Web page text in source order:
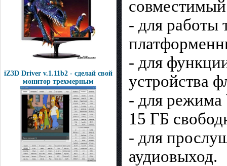
iZ3D Driver v.1.11b2 - сделай свой
монитор трехмерным
- для работы
- для
устройства
- для режима
15 ГБ
- для
аудиовыход.